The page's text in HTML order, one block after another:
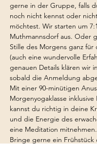
gerne in der Gruppe, falls
noch nicht kennst oder
möchtest. Wir starten um
Muthmannsdorf aus. Oder
Stille des Morgens ganz für
(auch eine wundervolle
genauen Details klären wir
sobald die Anmeldung
Mit einer 90-minütigen
Morgenyogaklasse inklusive
kannst du richtig in deine
und die Energie des
eine Meditation mitnehmen.
Bringe gerne ein Frühstück